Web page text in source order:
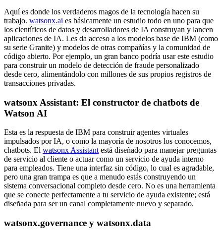
Aquí es donde los verdaderos magos de la tecnología hacen su
trabajo. watsonx.ai es básicamente un estudio todo en uno para que
los científicos de datos y desarrolladores de IA construyan y lancen
aplicaciones de IA. Les da acceso a los modelos base de IBM (como
su serie Granite) y modelos de otras compañías y la comunidad de
código abierto. Por ejemplo, un gran banco podría usar este estudio
para construir un modelo de detección de fraude personalizado
desde cero, alimentándolo con millones de sus propios registros de
transacciones privadas.
watsonx Assistant: El constructor de chatbots de
Watson AI
Esta es la respuesta de IBM para construir agentes virtuales
impulsados por IA, o como la mayoría de nosotros los conocemos,
chatbots. El watsonx Assistant está diseñado para manejar preguntas
de servicio al cliente o actuar como un servicio de ayuda interno
para empleados. Tiene una interfaz sin código, lo cual es agradable,
pero una gran trampa es que a menudo estás construyendo un
sistema conversacional completo desde cero. No es una herramienta
que se conecte perfectamente a tu servicio de ayuda existente; está
diseñada para ser un canal completamente nuevo y separado.
watsonx.governance y watsonx.data